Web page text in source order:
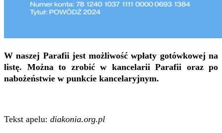
W naszej Parafii jest możliwość wpłaty gotówkowej na
listę. Można to zrobić w kancelarii Parafii oraz po
nabożeństwie w punkcie kancelaryjnym.
Tekst apelu: diakonia.org.pl